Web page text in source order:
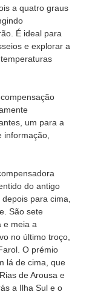
a quatro graus
É ideal para
e explorar a
um para a
informação,
do antigo
para cima,
São sete
e meia a
no último troço,
O prémio
lá de cima, que
de Arousa e
a Ilha Sul e o